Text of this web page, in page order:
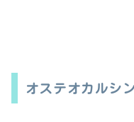
オステオカルシ